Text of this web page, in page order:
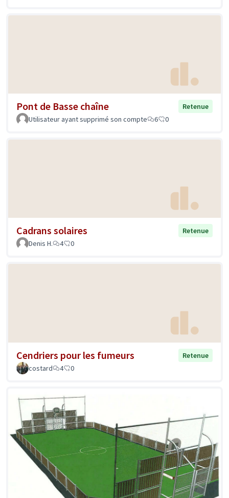
Pont de Basse chaîne
Retenue
Utilisateur ayant supprimé son compte
6 0
Cadrans solaires
Retenue
Denis H.
4 0
Cendriers pour les fumeurs
Retenue
costard
4 0